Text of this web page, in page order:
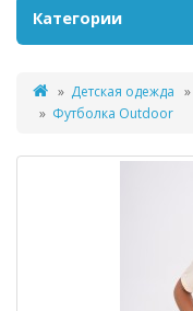
Категории
Детская одежда
Футболка Outdoor